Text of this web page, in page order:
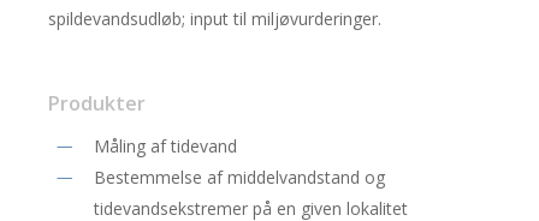
spildevandsudløb; input til miljøvurderinger.
Produkter
Måling af tidevand
Bestemmelse af middelvandstand og
tidevandsekstremer på en given lokalitet